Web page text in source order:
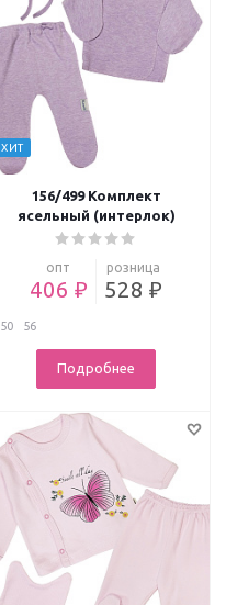
ХИТ
156/499 Комплект
ясельный (интерлок)
опт
406 ₽
розница
528 ₽
50 56
Подробнее